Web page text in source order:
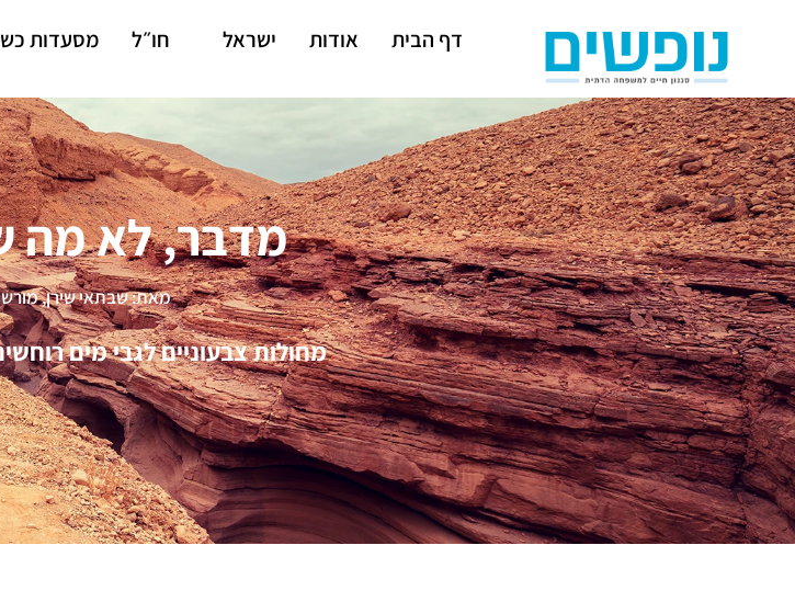
דף הבית אודות ישראל חו״ל מסעדות
מדבר, לא
מאת: שבתאי שירן,
מחולות צבעוניים לגבי מים